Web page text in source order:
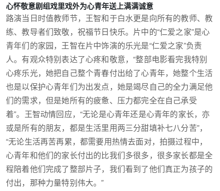
心怀敬意剧组戏里戏外为心青年送上满满诚意
路演当日时值教师节，王智和于白水更是向所有的教师、教
练、教导者们致敬，祝福节日快乐。片中的“仁爱之家”是心
青年们的家园，王智在片中饰演的乐光是“仁爱之家”负责
人。有观众特别表达了心疼和敬意，“整部电影看完我特别
心疼乐光，她把自己整个青春付出给了心青年，她整个生活
也是以保护心青年们为出发点，她是竭尽自己的全力满足他
们的需求，但是她所有的疲惫、压力都完全在自己承受
着”。王智动情回应，“无论是心青年还是心青年的家长，亦
或是所有的朋友，都是生活里用两三分甜填补七八分苦”，
“无论生活再苦再累，都需要用热情去面对，拍摄过程中，
心青年和他们的家长付出的比我们多很多，很多家长都是全
程陪着他们完成了整部片子，我们看到了他们真正为孩子的
付出，那种力量特别伟大。”